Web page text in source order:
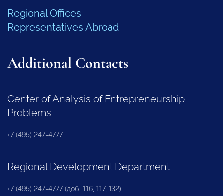
Regional Offices
Representatives Abroad
Additional Contacts
Center of Analysis of Entrepreneurship
Problems
+7 (495) 247-4777
Regional Development Department
+7 (495) 247-4777 (доб. 116, 117, 132)